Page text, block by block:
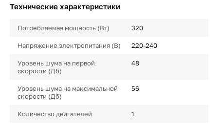
Технические характеристики
Потребляемая мощность (Вт) 320
Напряжение электропитания (В) 220-240
Уровень шума на первой
скорости (Дб)
48
Уровень шума на максимальной
скорости (Дб)
56
Количество двигателей 1